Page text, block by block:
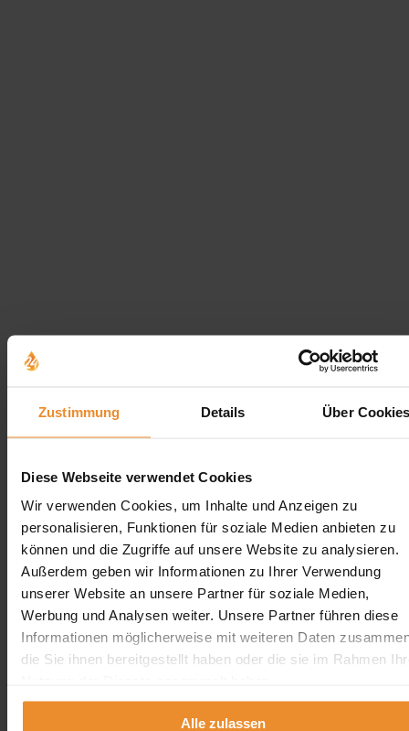
Zustimmung Details Über
Diese Webseite verwendet Cookies
Wir verwenden Cookies, um Inhalte und Anzeigen zu
personalisieren, Funktionen für soziale Medien anbieten zu
können und die Zugriffe auf unsere Website zu analysieren.
Außerdem geben wir Informationen zu Ihrer Verwendung
unserer Website an unsere Partner für soziale Medien,
Werbung und Analysen weiter. Unsere Partner führen diese
Informationen möglicherweise mit weiteren Daten
die Sie ihnen bereitgestellt haben oder die sie im Rahmen
Alle zulassen